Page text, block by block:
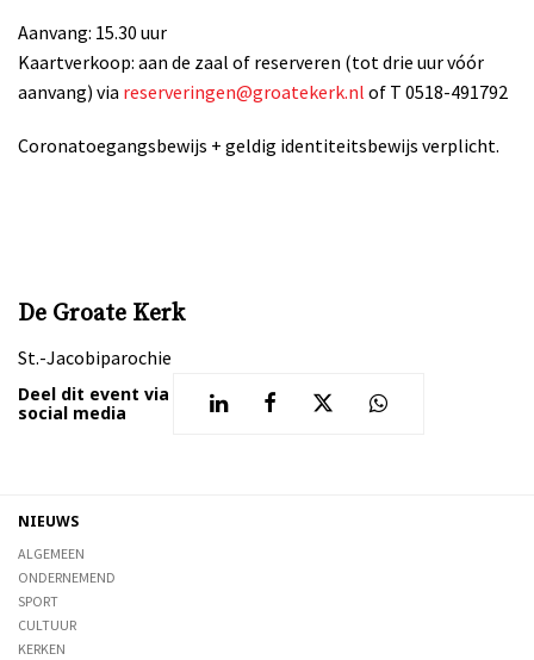
Aanvang: 15.30 uur
Kaartverkoop: aan de zaal of reserveren (tot drie uur vóór
aanvang) via reserveringen@groatekerk.nl of T 0518-491792
Coronatoegangsbewijs + geldig identiteitsbewijs verplicht.
De Groate Kerk
St.-Jacobiparochie
Deel dit event via
social media
NIEUWS
ALGEMEEN
ONDERNEMEND
SPORT
CULTUUR
KERKEN